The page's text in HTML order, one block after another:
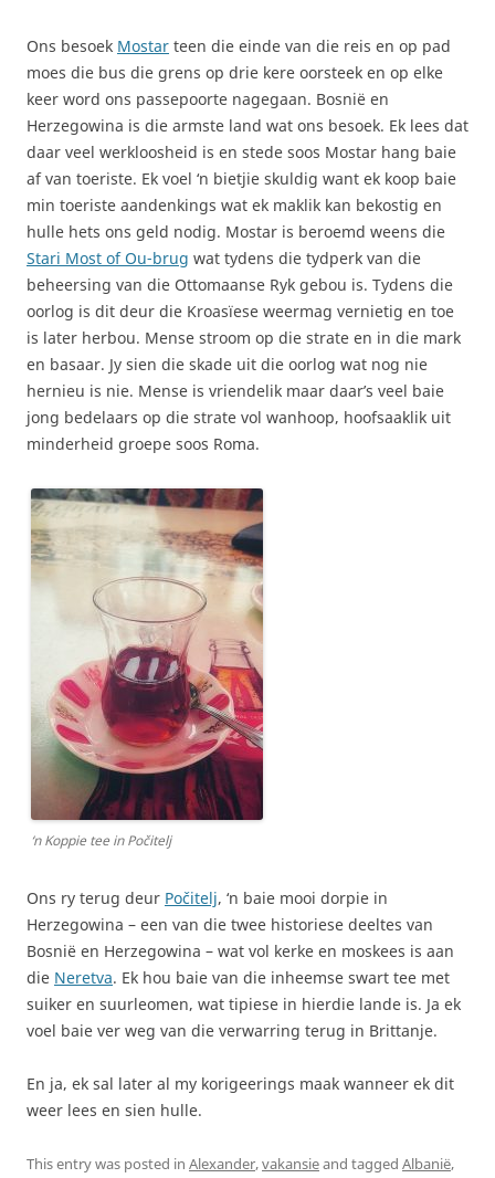
Ons besoek Mostar teen die einde van die reis en op pad
moes die bus die grens op drie kere oorsteek en op elke
keer word ons passepoorte nagegaan. Bosnië en
Herzegowina is die armste land wat ons besoek. Ek lees dat
daar veel werkloosheid is en stede soos Mostar hang baie
af van toeriste. Ek voel ‘n bietjie skuldig want ek koop baie
min toeriste aandenkings wat ek maklik kan bekostig en
hulle hets ons geld nodig. Mostar is beroemd weens die
Stari Most of Ou-brug wat tydens die tydperk van die
beheersing van die Ottomaanse Ryk gebou is. Tydens die
oorlog is dit deur die Kroasïese weermag vernietig en toe
is later herbou. Mense stroom op die strate en in die mark
en basaar. Jy sien die skade uit die oorlog wat nog nie
hernieu is nie. Mense is vriendelik maar daar’s veel baie
jong bedelaars op die strate vol wanhoop, hoofsaaklik uit
minderheid groepe soos Roma.
‘n Koppie tee in Počitelj
Ons ry terug deur Počitelj, ‘n baie mooi dorpie in
Herzegowina – een van die twee historiese deeltes van
Bosnië en Herzegowina – wat vol kerke en moskees is aan
die Neretva. Ek hou baie van die inheemse swart tee met
suiker en suurleomen, wat tipiese in hierdie lande is. Ja ek
voel baie ver weg van die verwarring terug in Brittanje.
En ja, ek sal later al my korigeerings maak wanneer ek dit
weer lees en sien hulle.
This entry was posted in Alexander,vakansieand tagged Albanië,